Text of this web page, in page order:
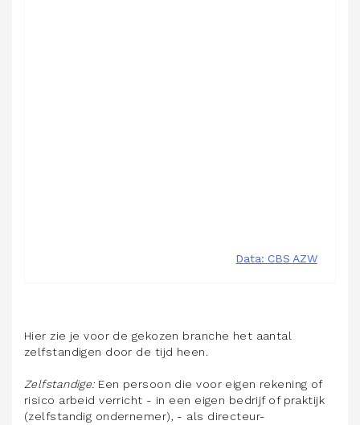
Hier zie je voor de gekozen branche het aantal
zelfstandigen door de tijd heen.
Zelfstandige:Een persoon die voor eigen rekening of
risico arbeid verricht - in een eigen bedrijf of praktijk
(zelfstandig ondernemer), - als directeur-